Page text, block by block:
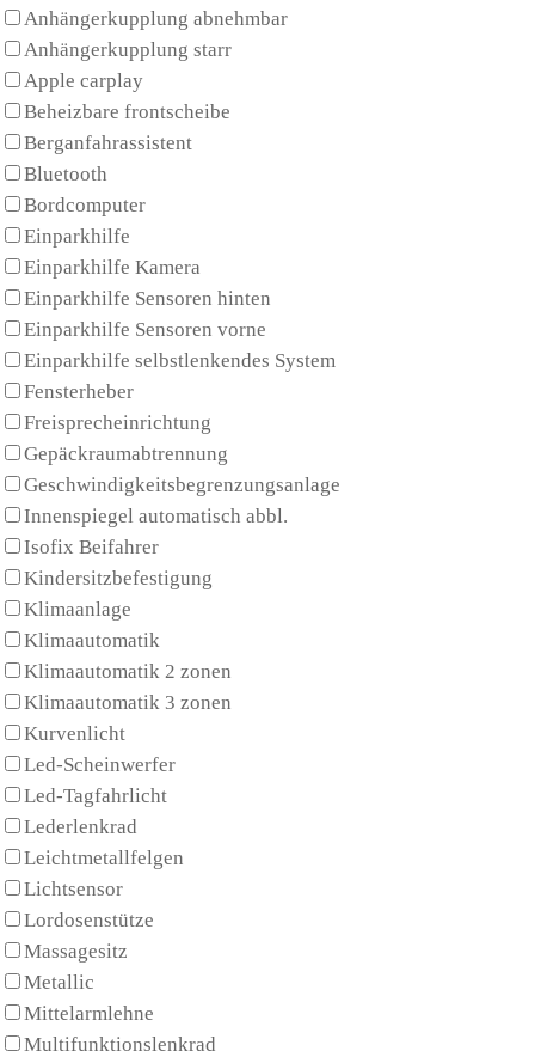
Anhängerkupplung abnehmbar
Anhängerkupplung starr
Apple carplay
Beheizbare frontscheibe
Berganfahrassistent
Bluetooth
Bordcomputer
Einparkhilfe
Einparkhilfe Kamera
Einparkhilfe Sensoren hinten
Einparkhilfe Sensoren vorne
Einparkhilfe selbstlenkendes System
Fensterheber
Freisprecheinrichtung
Gepäckraumabtrennung
Geschwindigkeitsbegrenzungsanlage
Innenspiegel automatisch abbl.
Isofix Beifahrer
Kindersitzbefestigung
Klimaanlage
Klimaautomatik
Klimaautomatik 2 zonen
Klimaautomatik 3 zonen
Kurvenlicht
Led-Scheinwerfer
Led-Tagfahrlicht
Lederlenkrad
Leichtmetallfelgen
Lichtsensor
Lordosenstütze
Massagesitz
Metallic
Mittelarmlehne
Multifunktionslenkrad